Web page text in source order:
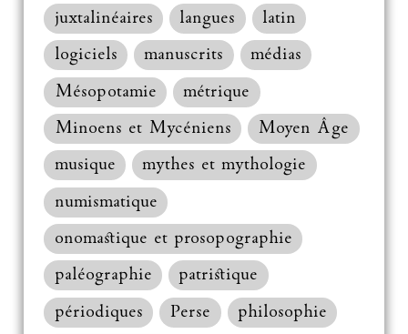
juxtalinéaires
langues
latin
logiciels
manuscrits
médias
Mésopotamie
métrique
Minoens et Mycéniens
Moyen Âge
musique
mythes et mythologie
numismatique
onomastique et prosopographie
paléographie
patristique
périodiques
Perse
philosophie